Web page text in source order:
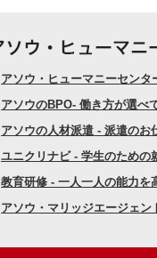
アソウ・ヒューマニーセン
アソウのBPO- 働き方が選べ
アソウの人材派遣 - 派遣のお
ユニクリナビ - 学生のための
教育研修 - 一人一人の能力を
アソウ・マリッジエージェ